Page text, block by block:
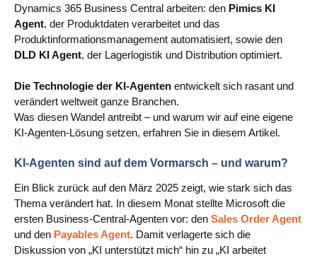
Sana Commerce
Partner
Ressourcen
Blog
Was ist PIM
Preis
Kontakt
Dynamics 365 Business Central arbeiten: den Pimics KI
Agent, der Produktdaten verarbeitet und das
Produktinformationsmanagement automatisiert, sowie den
DLD KI Agent, der Lagerlogistik und Distribution optimiert.
Die Technologie der KI‑Agenten entwickelt sich rasant und
verändert weltweit ganze Branchen.
Was diesen Wandel antreibt – und warum wir auf eine eigene
KI‑Agenten‑Lösung setzen, erfahren Sie in diesem Artikel.
KI‑Agenten sind auf dem Vormarsch – und warum?
Ein Blick zurück auf den März 2025 zeigt, wie stark sich das
Thema verändert hat. In diesem Monat stellte Microsoft die
ersten Business‑Central‑Agenten vor: den Sales Order Agent
und den Payables Agent. Damit verlagerte sich die
Diskussion von „KI unterstützt mich“ hin zu „KI arbeitet